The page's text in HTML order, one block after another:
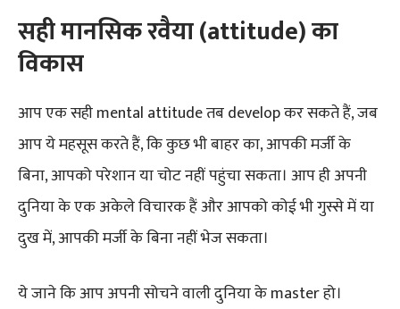
सही मानसिक रवैया(attitude)का
विकास
आप एक सही mental attitude तब develop कर सकते हैं, जब
आप ये महसूस करते हैं, कि कुछ भी बाहर का, आपकी मर्जी के
बिना, आपको परेशान या चोट नहीं पहुंचा सकता। आप ही अपनी
दुनिया के एक अकेले विचारक हैं और आपको कोई भी गुस्से में या
दुख में, आपकी मर्जी के बिना नहीं भेज सकता।
ये जाने कि आप अपनी सोचने वाली दुनिया के master हो।